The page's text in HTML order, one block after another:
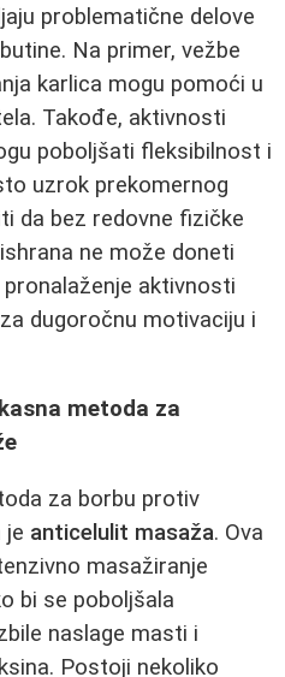
problematične delove
Na primer, vežbe
karlica mogu pomoći u
Takođe, aktivnosti
poboljšati fleksibilnost i
uzrok prekomernog
da bez redovne fizičke
ne može doneti
aktivnosti
dugoročnu motivaciju i
metoda za
za borbu protiv
je anticelulit masaža. Ova
masažiranje
bi se poboljšala
naslage masti i
Postoji nekoliko